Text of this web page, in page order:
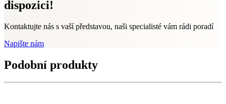
dispozici!
Kontaktujte nás s vaší představou, naši specialisté vám rádi poradí
Napište nám
Podobní produkty